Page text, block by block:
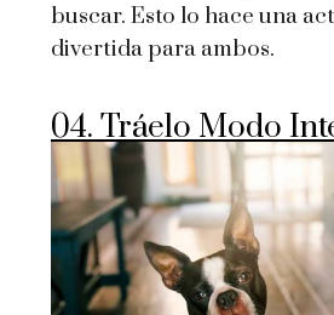
buscar. Esto lo hace una
divertida para ambos.
04. Tráelo Modo